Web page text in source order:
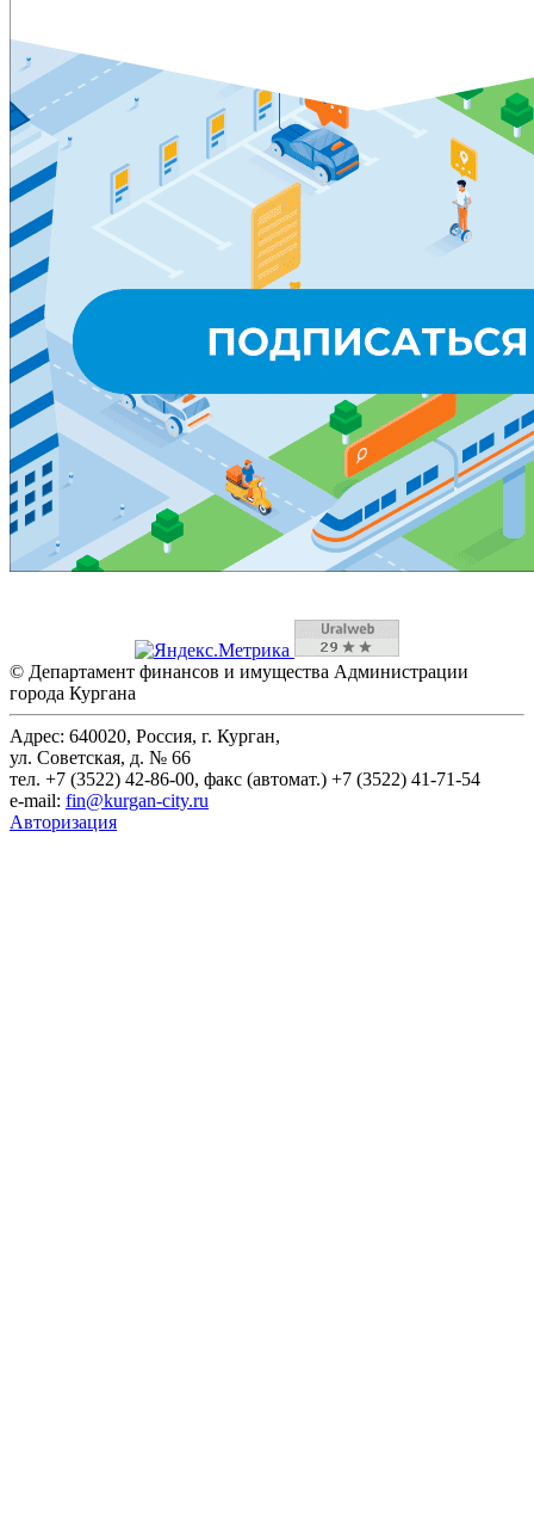
© Департамент финансов и имущества Администрации
города Кургана
Адрес: 640020, Россия, г. Курган,
ул. Советская, д. № 66
тел. +7 (3522) 42-86-00, факс (автомат.) +7 (3522) 41-71-54
e-mail: fin@kurgan-city.ru
Авторизация